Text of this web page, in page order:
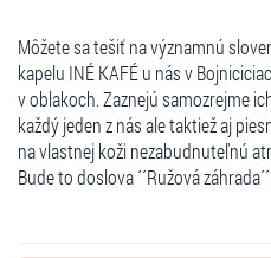
Môžete sa tešiť na významnú
kapelu INÉ KAFÉ u nás v
v oblakoch. Zaznejú samozrejme
každý jeden z nás ale taktiež aj
na vlastnej koži nezabudnuteľnú
Bude to doslova ´´Ružová záhrada´´.